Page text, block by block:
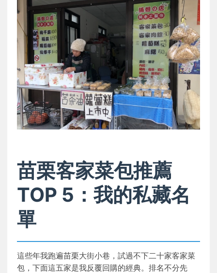
苗栗客家菜包推薦
TOP 5：我的私藏名
單
這些年我跑遍苗栗大街小巷，試過不下二十家客家菜
包，下面這五家是我反覆回購的經典。排名不分先